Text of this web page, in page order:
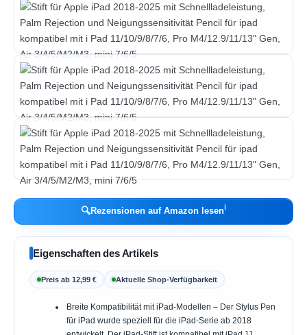
🔍Rezensionen auf Amazon lesenℹ︎
Eigenschaften des Artikels
Preis ab 12,99 € Aktuelle Shop-Verfügbarkeit
Breite Kompatibilität mit iPad-Modellen – Der Stylus Pen
für iPad wurde speziell für die iPad-Serie ab 2018